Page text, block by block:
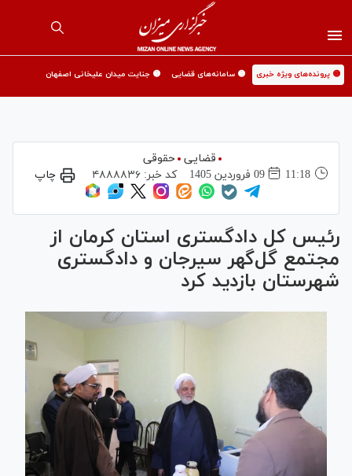
🟡 پرونده‌های ویژه خبری 🟡 سامانه‌های قضایی 🟡 جنایت میدان علیخانی اصفهان
قضایی حقوقی
11:18
09 فروردين 1405 کد خبر:۴۸۸۸۸۳۶ چاپ
رئیس کل دادگستری استان کرمان از
مجتمع گل‌گهر سیرجان و دادگستری
شهرستان بازدید کرد